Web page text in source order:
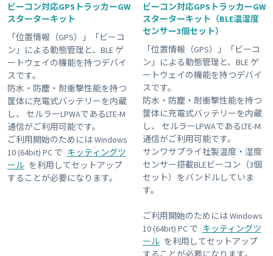
ビーコン対応GPSトラッカーGW
スターターキット
「位置情報（GPS）」「ビーコ
ン」による動態管理と、BLE ゲ
ートウェイの機能を持つデバイ
スです。
防水・防塵・耐衝撃性能を持つ
筐体に充電式バッテリーを内蔵
し、 セルラーLPWAであるLTE-M
通信がご利用可能です。
ご利用開始のためには Windows
10 (64bit) PC で キッティングツ
ール を利用してセットアップ
することが必要になります。
ビーコン対応GPSトラッカーGW
スターターキット（BLE温湿度
センサー3個セット）
「位置情報（GPS）」「ビーコ
ン」による動態管理と、BLE ゲ
ートウェイの機能を持つデバイ
スです。
防水・防塵・耐衝撃性能を持つ
筐体に充電式バッテリーを内蔵
し、 セルラーLPWAであるLTE-M
通信がご利用可能です。
サンワサプライ社製温度・湿度
センサー搭載BLEビーコン（3個
セット）をバンドルしていま
す。
ご利用開始のためには Windows
10 (64bit) PC で キッティングツ
ール を利用してセットアップ